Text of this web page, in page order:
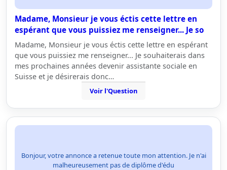
Madame, Monsieur je vous éctis cette lettre en
espérant que vous puissiez me renseigner... Je so
Madame, Monsieur je vous éctis cette lettre en espérant
que vous puissiez me renseigner... Je souhaiterais dans
mes prochaines années devenir assistante sociale en
Suisse et je désirerais donc…
Voir l'Question
Bonjour, votre annonce a retenue toute mon attention. Je n'ai
malheureusement pas de diplôme d'édu